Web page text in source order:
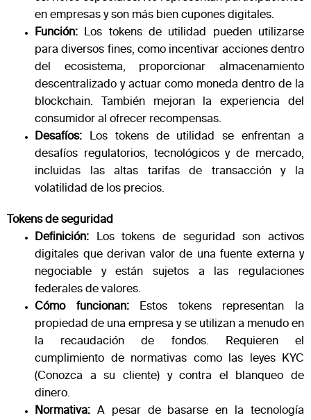
en empresas y son más bien cupones digitales.
Función: Los tokens de utilidad pueden utilizarse
para diversos fines, como incentivar acciones dentro
del ecosistema, proporcionar almacenamiento
descentralizado y actuar como moneda dentro de la
blockchain. También mejoran la experiencia del
consumidor al ofrecer recompensas.
Desafíos: Los tokens de utilidad se enfrentan a
desafíos regulatorios, tecnológicos y de mercado,
incluidas las altas tarifas de transacción y la
volatilidad de los precios​​.
Tokens de seguridad
Definición: Los tokens de seguridad son activos
digitales que derivan valor de una fuente externa y
negociable y están sujetos a las regulaciones
federales de valores.
Cómo funcionan: Estos tokens representan la
propiedad de una empresa y se utilizan a menudo en
la recaudación de fondos. Requieren el
cumplimiento de normativas como las leyes KYC
(Conozca a su cliente) y contra el blanqueo de
dinero.
Normativa: A pesar de basarse en la tecnología